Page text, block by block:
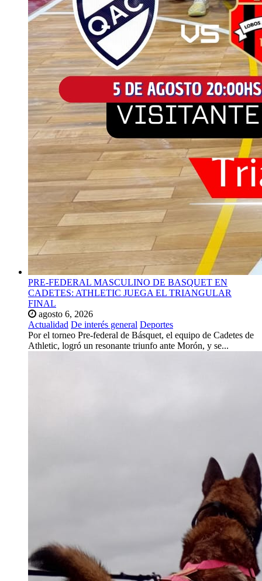
PRE-FEDERAL MASCULINO DE BASQUET EN
CADETES: ATHLETIC JUEGA EL TRIANGULAR
FINAL
agosto 6, 2026
Actualidad De interés general Deportes
Por el torneo Pre-federal de Básquet, el equipo de Cadetes de
Athletic, logró un resonante triunfo ante Morón, y se...